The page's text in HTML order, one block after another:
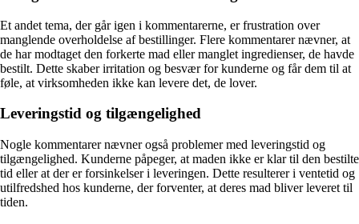
Et andet tema, der går igen i kommentarerne, er frustration over
manglende overholdelse af bestillinger. Flere kommentarer nævner, at
de har modtaget den forkerte mad eller manglet ingredienser, de havde
bestilt. Dette skaber irritation og besvær for kunderne og får dem til at
føle, at virksomheden ikke kan levere det, de lover.
Leveringstid og tilgængelighed
Nogle kommentarer nævner også problemer med leveringstid og
tilgængelighed. Kunderne påpeger, at maden ikke er klar til den bestilte
tid eller at der er forsinkelser i leveringen. Dette resulterer i ventetid og
utilfredshed hos kunderne, der forventer, at deres mad bliver leveret til
tiden.